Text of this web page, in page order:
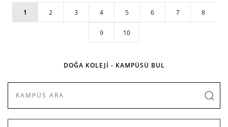
1 2 3 4 5 6 7 8
9 10
DOĞA KOLEJİ - KAMPÜSÜ BUL